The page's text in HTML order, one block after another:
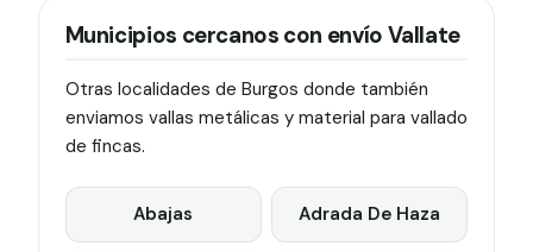
Municipios cercanos con envío Vallate
Otras localidades de Burgos donde también
enviamos vallas metálicas y material para vallado
de fincas.
Abajas Adrada De Haza